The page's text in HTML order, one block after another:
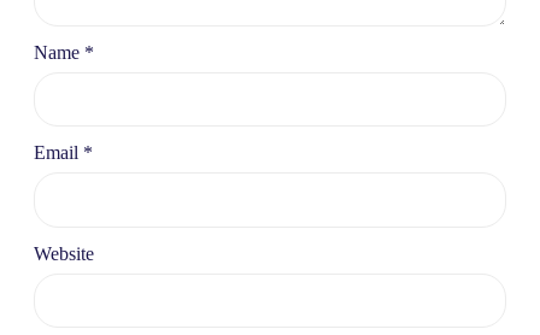
Name *
Email *
Website